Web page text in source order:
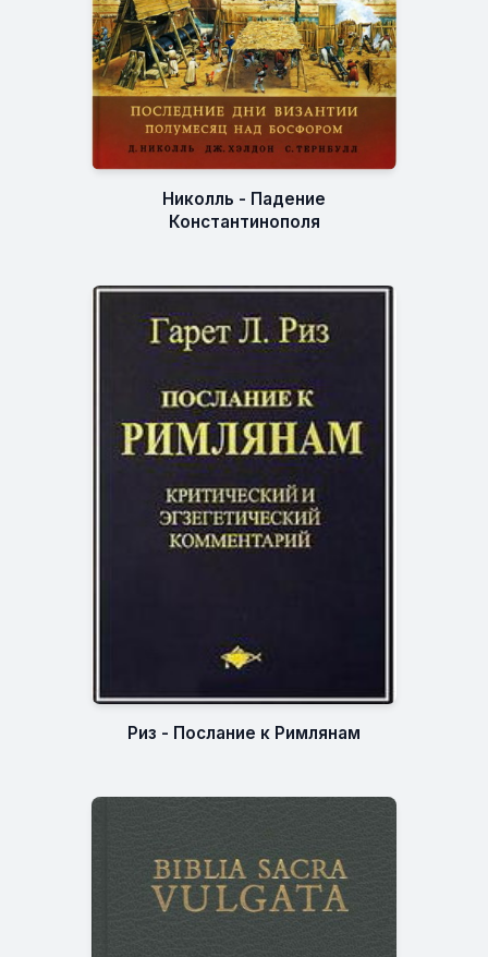
Николль - Падение
Константинополя
Риз - Послание к Римлянам